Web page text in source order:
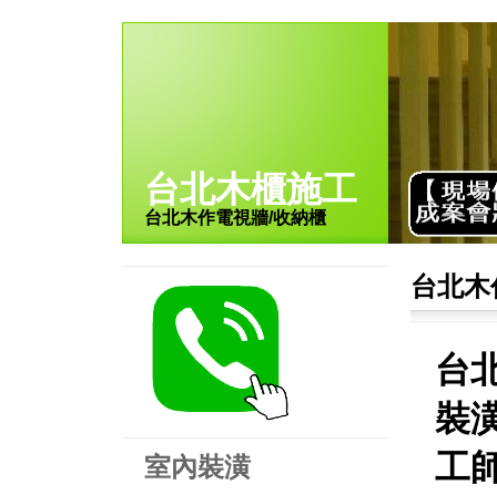
台北木櫃施工
台北木作電視牆/收納櫃
室內裝潢
台北
台
裝
工